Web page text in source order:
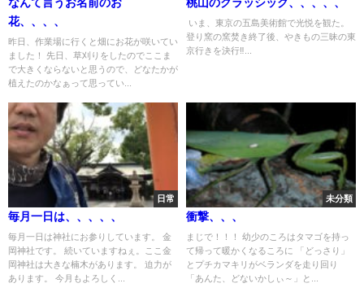
なんて言うお名前のお
花、、、、
昨日、作業場に行くと畑にお花が咲いてい
ました！ 先日、草刈りをしたのでここま
で大きくならないと思うので、どなたかが
植えたのかなぁって思ってい...
桃山のクラッシック、、、、、
いま、東京の五島美術館で光悦を観た。
登り窯の窯焚き終了後、やきもの三昧の東
京行きを決行‼︎...
日常
毎月一日は、、、、、
毎月一日は神社にお参りしています。 金
岡神社です。 続いていますねぇ。ここ金
岡神社は大きな楠木があります。 迫力が
あります。 今月もよろしく...
未分類
衝撃、、、
まじで！！！ 幼少のころはタマゴを持っ
て帰って暖かくなるころに 「どっさり」
とプチカマキリがベランダを走り回り
「あんた、どないかしぃ～」と...